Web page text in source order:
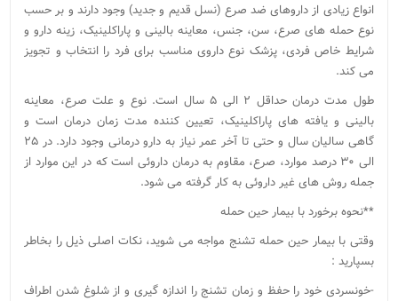
انواع زیادی از داروهای ضد صرع (نسل قدیم و جدید) وجود دارند و بر حسب
نوع حمله های صرع، سن، جنس، معاینه بالینی و پاراکلینیک، زینه دارو و
شرایط خاص فردی، پزشک نوع داروی مناسب برای فرد را انتخاب و تجویز
می کند.
طول مدت درمان حداقل ۲ الی ۵ سال است. نوع و علت صرع، معاینه
بالینی و یافته های پاراکلینیک، تعیین کننده مدت زمان درمان است و
گاهی سالیان سال و حتی تا آخر عمر نیاز به دارو درمانی وجود دارد. در ۲۵
الی ۳۰ درصد موارد، صرع، مقاوم به درمان داروئی است که در این موارد از
جمله روش های غیر داروئی به کار گرفته می شود.
**نحوه برخورد با بیمار حین حمله
وقتی با بیمار حین حمله تشنج مواجه می شوید، نکات اصلی ذیل را بخاطر
بسپارید :
-خونسردی خود را حفظ و زمان تشنج را اندازه گیری و از شلوغ شدن اطراف